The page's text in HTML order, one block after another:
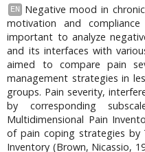
EN
Negative mood in
motivation and
important to analyze
and its interfaces with
aimed to compare pain
management strategies in
groups. Pain severity,
by corresponding
Multidimensional Pain
of pain coping strategies by
Inventory (Brown, Nicassio,